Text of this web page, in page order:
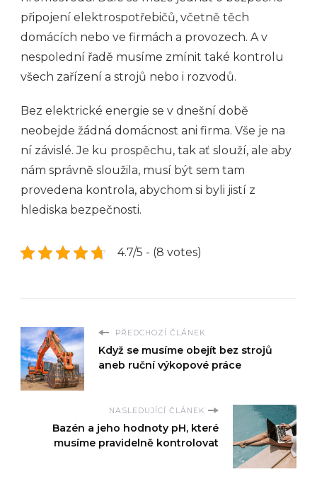
připojení elektrospotřebičů, včetně těch
domácích nebo ve firmách a provozech. A v
nespolední řadě musíme zmínit také kontrolu
všech zařízení a strojů nebo i rozvodů.
Bez elektrické energie se v dnešní době
neobejde žádná domácnost ani firma. Vše je na
ní závislé. Je ku prospěchu, tak ať slouží, ale aby
nám správně sloužila, musí být sem tam
provedena kontrola, abychom si byli jistí z
hlediska bezpečnosti.
4.7/5 - (8 votes)
PŘEDCHOZÍ ČLÁNEK
Když se musíme obejít bez strojů
aneb ruční výkopové práce
NASLEDUJÍCÍ ČLÁNEK
Bazén a jeho hodnoty pH, které
musíme pravidelně kontrolovat